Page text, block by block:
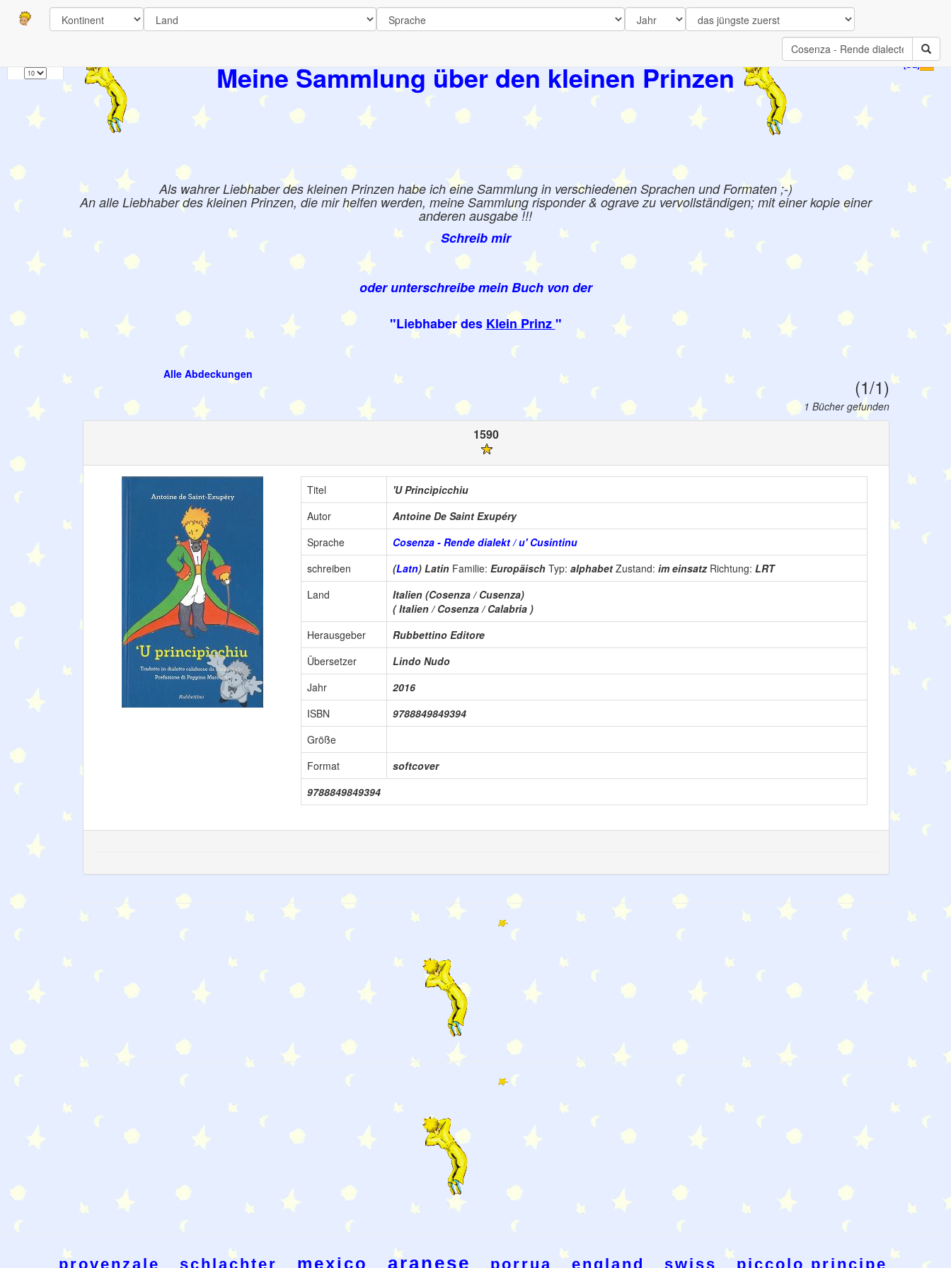
Meine Sammlung über den kleinen Prinzen
Als wahrer Liebhaber des kleinen Prinzen habe ich eine Sammlung in verschiedenen Sprachen und Formaten ;-)
An alle Liebhaber des kleinen Prinzen, die mir helfen werden, meine Sammlung risponder & ograve zu vervollständigen; mit einer kopie einer
anderen ausgabe !!!
Schreib mir
oder unterschreibe mein Buch von der
"Liebhaber des Klein Prinz"
Alle Abdeckungen
(1/1)
1 Bücher gefunden
Seiten
1590
Titel
'U Princìpicchiu
Autor
Antoine De Saint Exupéry
Sprache
Cosenza - Rende dialekt / u' Cusintinu
schreiben
(Latn) Latin Familie: Europäisch Typ: alphabet Zustand: im einsatz Richtung: LRT
Land
Italien (Cosenza / Cusenza)
( Italien / Cosenza / Calabria )
Herausgeber
Rubbettino Editore
Übersetzer
Lindo Nudo
Jahr
2016
ISBN
9788849849394
Größe
Format
softcover
9788849849394
provenzale schlachter mexico aranese porrua england swiss piccolo principe